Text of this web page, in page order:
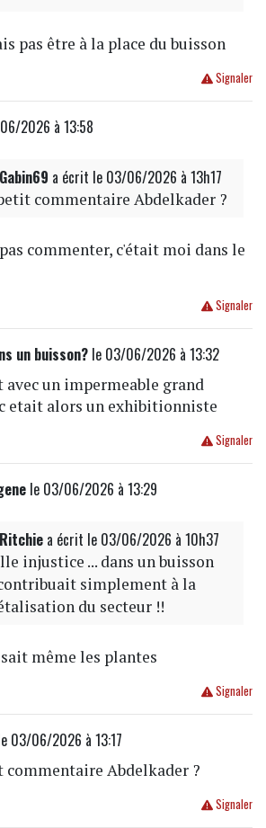
pas être à la place du buisson
Signaler
2026 à 13:58
Gabin69 a écrit le 03/06/2026 à 13h17
commentaire Abdelkader ?
commenter, c'était moi dans le
Signaler
un buisson?le 03/06/2026 à 13:32
un impermeable grand
etait alors un exhibitionniste
Signaler
le 03/06/2026 à 13:29
Ritchiea écrit le 03/06/2026 à 10h37
injustice ... dans un buisson
simplement à la
du secteur !!
même les plantes
Signaler
03/06/2026 à 13:17
commentaire Abdelkader ?
Signaler